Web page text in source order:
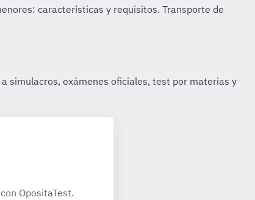
OpositaTest.